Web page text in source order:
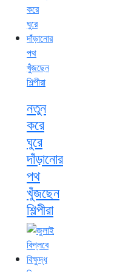
নতুন
করে
ঘুরে
দাঁড়ানোর
পথ
খুঁজছেন
শিল্পীরা